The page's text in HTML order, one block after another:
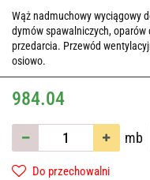
Wąż nadmuchowy wyciągowy
dymów spawalniczych,
przedarcia. Przewód
osiowo.
984.04
mb
Do przechowalni